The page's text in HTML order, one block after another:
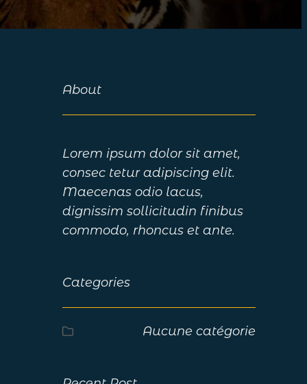
About
Lorem ipsum dolor sit amet,
consec tetur adipiscing elit.
Maecenas odio lacus,
dignissim sollicitudin finibus
commodo, rhoncus et ante.
Categories
Aucune catégorie